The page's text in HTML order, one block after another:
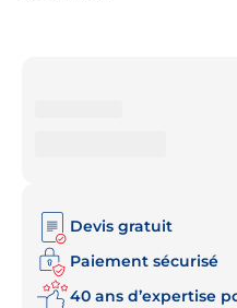
Devis gratuit
Paiement sécurisé
40 ans d’expertise